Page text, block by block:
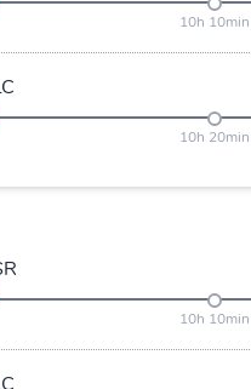
10h 10min
10h 20min
10h 10min